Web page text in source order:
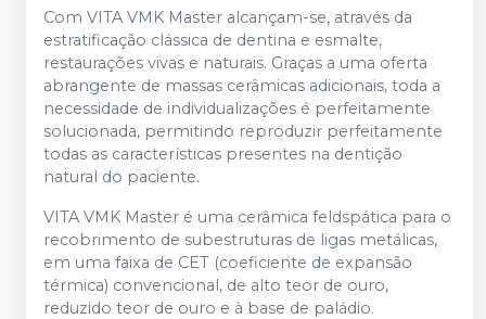
Com VITA VMK Master alcançam-se, através da
estratificação clássica de dentina e esmalte,
restaurações vivas e naturais. Graças a uma oferta
abrangente de massas cerâmicas adicionais, toda a
necessidade de individualizações é perfeitamente
solucionada, permitindo reproduzir perfeitamente
todas as características presentes na dentição
natural do paciente.
VITA VMK Master é uma cerâmica feldspática para o
recobrimento de subestruturas de ligas metálicas,
em uma faixa de CET (coeficiente de expansão
térmica) convencional, de alto teor de ouro,
reduzido teor de ouro e à base de paládio.